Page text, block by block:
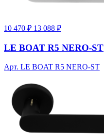
10 470 ₽ 13 088 ₽
LE BOAT R5 NERO-ST
Арт. LE BOAT R5 NERO-ST